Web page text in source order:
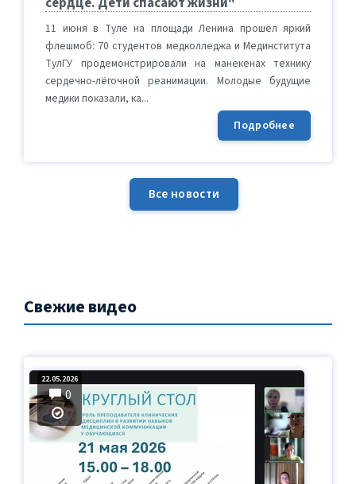
11 июня в Туле на площади Ленина прошёл яркий
флешмоб: 70 студентов медколледжа и Мединститута
ТулГУ продемонстрировали на манекенах технику
сердечно-лёгочной реанимации. Молодые будущие
медики показали, ка...
Подробнее
Все новости
Свежие видео
22.05.2026
0